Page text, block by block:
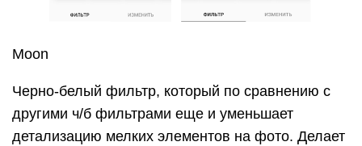
Moon
Черно-белый фильтр, который по сравнению с
другими ч/б фильтрами еще и уменьшает
детализацию мелких элементов на фото. Делает